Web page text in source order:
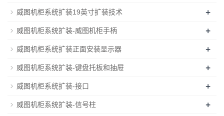
威图机柜系统扩装19英寸扩装技术 +
威图机柜系统扩装-威图机柜手柄 +
威图机柜系统扩装正面安装显示器 +
威图机柜系统扩装-键盘托板和抽屉 +
威图机柜系统扩装-接口 +
威图机柜系统扩装-信号柱 +